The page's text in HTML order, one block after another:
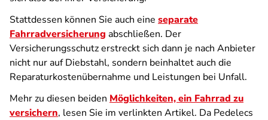
Stattdessen können Sie auch eine separate
Fahrradversicherung abschließen. Der
Versicherungsschutz erstreckt sich dann je nach Anbieter
nicht nur auf Diebstahl, sondern beinhaltet auch die
Reparaturkostenübernahme und Leistungen bei Unfall.
Mehr zu diesen beiden Möglichkeiten, ein Fahrrad zu
versichern, lesen Sie im verlinkten Artikel. Da Pedelecs